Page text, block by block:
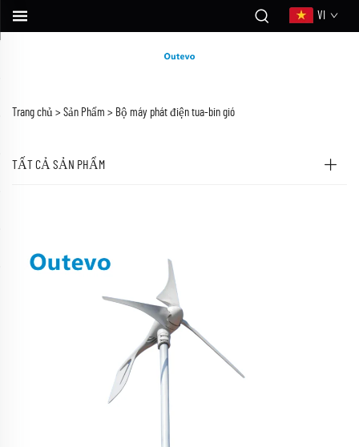
VI
Trang chủ > Sản Phẩm > Bộ máy phát điện tua-bin gió
TẤT CẢ SẢN PHẨM